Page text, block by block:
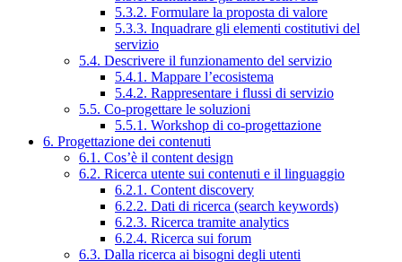
5.3.2. Formulare la proposta di valore
5.3.3. Inquadrare gli elementi costitutivi del
servizio
5.4. Descrivere il funzionamento del servizio
5.4.1. Mappare l’ecosistema
5.4.2. Rappresentare i flussi di servizio
5.5. Co-progettare le soluzioni
5.5.1. Workshop di co-progettazione
6. Progettazione dei contenuti
6.1. Cos’è il content design
6.2. Ricerca utente sui contenuti e il linguaggio
6.2.1. Content discovery
6.2.2. Dati di ricerca (search keywords)
6.2.3. Ricerca tramite analytics
6.2.4. Ricerca sui forum
6.3. Dalla ricerca ai bisogni degli utenti